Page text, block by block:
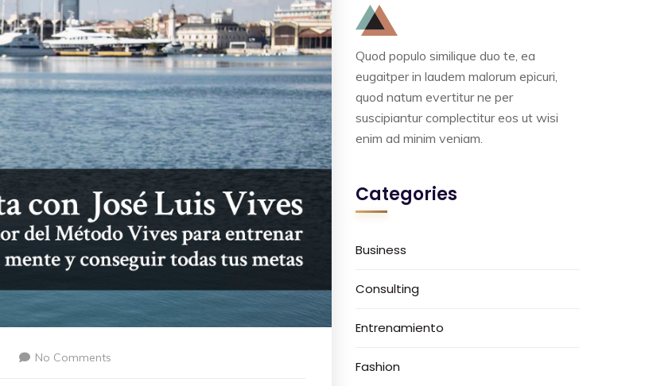
No Comments
Quod populo similique duo te, ea
eugaitper in laudem malorum epicuri,
quod natum evertitur ne per
suscipiantur complectitur eos ut wisi
enim ad minim veniam.
Categories
Business
Consulting
Entrenamiento
Fashion